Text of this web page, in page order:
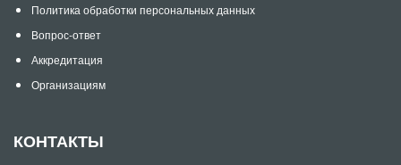
Политика обработки персональных данных
Вопрос-ответ
Аккредитация
Организациям
КОНТАКТЫ